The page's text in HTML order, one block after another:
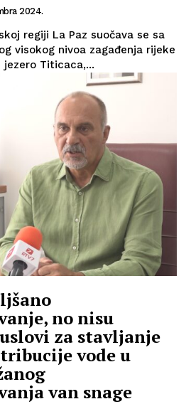
2024.
regiji La Paz suočava se sa
visokog nivoa zagađenja rijeke
Titicaca,...
no nisu
za stavljanje
vode u
van snage